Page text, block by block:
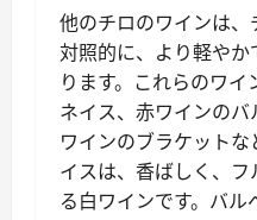
他のチロのワインは、
対照的に、より軽や
ります。これらのワ
ネイス、赤ワインの
ワインのブラケット
イスは、香ばしく、フ
る白ワインです。バ